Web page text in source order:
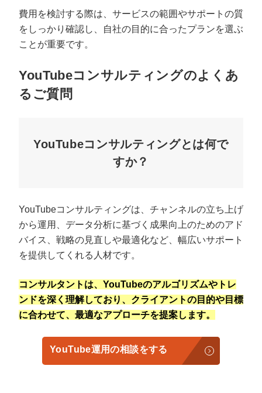
プロに無料相談をする
会社概要資料をダウンロー
ドする
都心丸善ビル7階
サイトマッププライバシーポリシー
費用を検討する際は、サービスの範囲やサポートの質
をしっかり確認し、自社の目的に合ったプランを選ぶ
ことが重要です。
YouTubeコンサルティングのよくあ
るご質問
YouTubeコンサルティングとは何で
すか？
YouTubeコンサルティングは、チャンネルの立ち上げ
から運用、データ分析に基づく成果向上のためのアド
バイス、戦略の見直しや最適化など、幅広いサポート
を提供してくれる人材です。
コンサルタントは、YouTubeのアルゴリズムやトレ
ンドを深く理解しており、クライアントの目的や目標
に合わせて、最適なアプローチを提案します。
YouTube運用の相談をする